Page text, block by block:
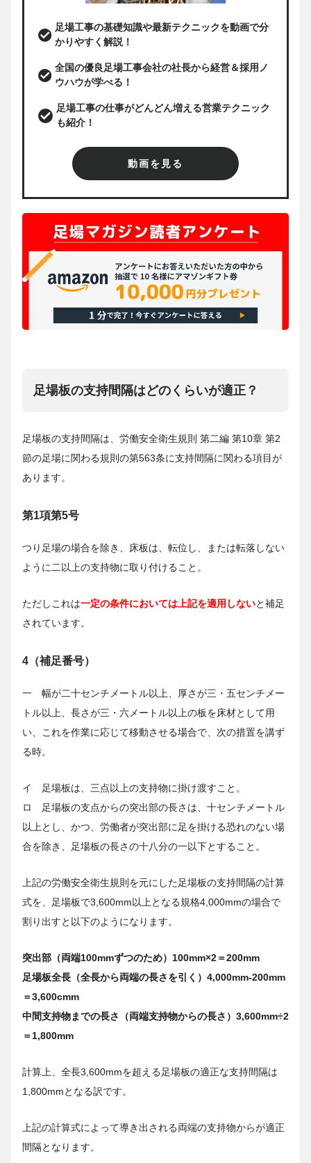
足場工事の基礎知識や最新テクニックを動画で分
かりやすく解説！
全国の優良足場工事会社の社長から経営＆採用ノ
ウハウが学べる！
足場工事の仕事がどんどん増える営業テクニック
も紹介！
動画を見る
足場板の支持間隔はどのくらいが適正？
足場板の支持間隔は、労働安全衛生規則 第二編 第10章 第2
節の足場に関わる規則の第563条に支持間隔に関わる項目が
あります。
第1項第5号
つり足場の場合を除き、床板は、転位し、または転落しない
ように二以上の支持物に取り付けること。
ただしこれは一定の条件においては上記を適用しないと補足
されています。
4（補足番号）
一 幅が二十センチメートル以上、厚さが三・五センチメー
トル以上、長さが三・六メートル以上の板を床材として用
い、これを作業に応じて移動させる場合で、次の措置を講ず
る時。
イ 足場板は、三点以上の支持物に掛け渡すこと。
ロ 足場板の支点からの突出部の長さは、十センチメートル
以上とし、かつ、労働者が突出部に足を掛ける恐れのない場
合を除き、足場板の長さの十八分の一以下とすること。
上記の労働安全衛生規則を元にした足場板の支持間隔の計算
式を、足場板で3,600mm以上となる規格4,000mmの場合で
割り出すと以下のようになります。
突出部（両端100mmずつのため）100mm×2＝200mm
足場板全長（全長から両端の長さを引く）4,000mm-200mm
＝3,600cmm
中間支持物までの長さ（両端支持物からの長さ）3,600mm÷2
＝1,800mm
計算上、全長3,600mmを超える足場板の適正な支持間隔は
1,800mmとなる訳です。
上記の計算式によって導き出される両端の支持物からが適正
間隔となります。